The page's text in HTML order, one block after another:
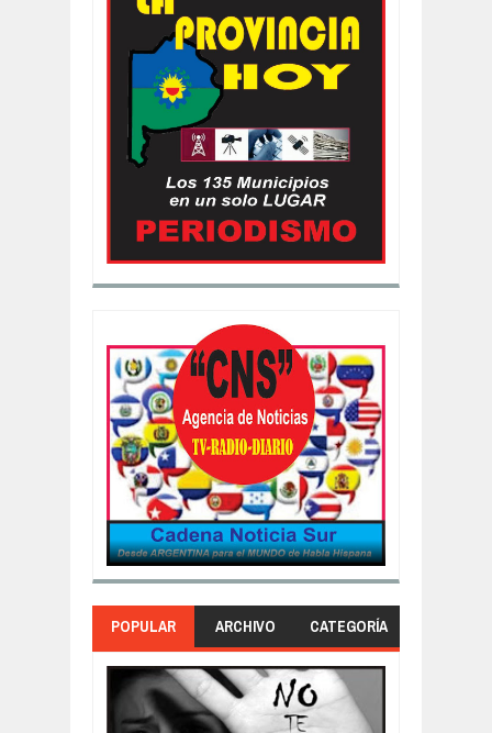
POPULAR ARCHIVO CATEGORÍA